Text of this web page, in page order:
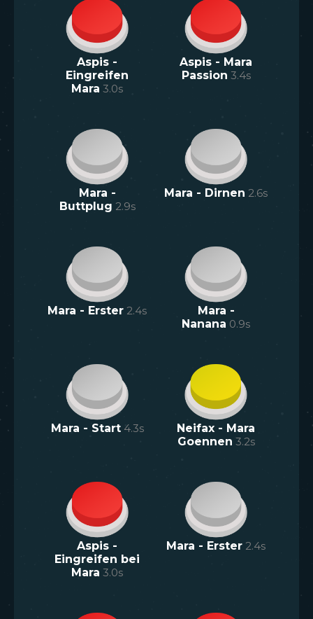
Aspis -
Eingreifen
Mara 3.0s
Aspis - Mara
Passion 3.4s
Mara -
Buttplug 2.9s
Mara - Dirnen 2.6s
Mara - Erster 2.4s
Mara -
Nanana 0.9s
Mara - Start 4.3s
Neifax - Mara
Goennen 3.2s
Aspis -
Eingreifen bei
Mara 3.0s
Mara - Erster 2.4s